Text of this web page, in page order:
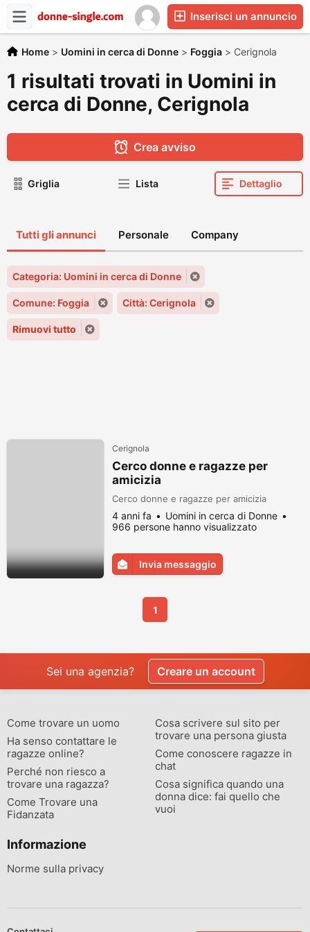
Inserisci un annuncio
Home > Uomini in cerca di Donne > Foggia > Cerignola
1 risultati trovati in Uomini in
cerca di Donne, Cerignola
Crea avviso
Griglia Lista Dettaglio
Tutti gli annunci Personale Company
Categoria: Uomini in cerca di Donne
Comune: Foggia Città: Cerignola
Rimuovi tutto
Cerignola
Cerco donne e ragazze per
amicizia
Cerco donne e ragazze per amicizia
4 anni fa
Uomini in cerca di Donne
966 persone hanno visualizzato
Invia messaggio
1
Sei una agenzia? Creare un account
Come trovare un uomo
Ha senso contattare le
ragazze online?
Perché non riesco a
trovare una ragazza?
Come Trovare una
Fidanzata
Cosa scrivere sul sito per
trovare una persona giusta
Come conoscere ragazze in
chat
Cosa significa quando una
donna dice: fai quello che
vuoi
Informazione
Norme sulla privacy